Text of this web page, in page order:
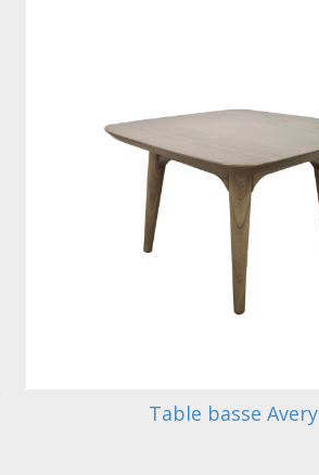
Table basse Avery